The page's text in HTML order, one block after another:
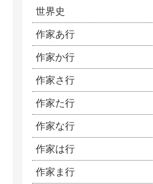
世界史
作家あ行
作家か行
作家さ行
作家た行
作家な行
作家は行
作家ま行